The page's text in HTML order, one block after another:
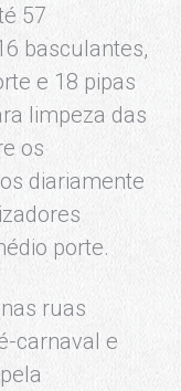
57
basculantes,
e 18 pipas
limpeza das
os
diariamente
porte.
ruas
carnaval e